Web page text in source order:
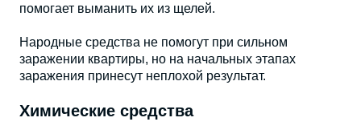
помогает выманить их из щелей.
Народные средства не помогут при сильном
заражении квартиры, но на начальных этапах
заражения принесут неплохой результат.
Химические средства